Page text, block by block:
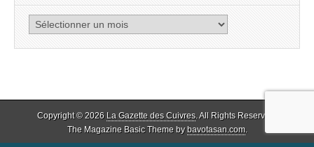
Archives
Copyright © 2026 La Gazette des Cuivres. All Rights Reserved.
The Magazine Basic Theme bybavotasan.com.